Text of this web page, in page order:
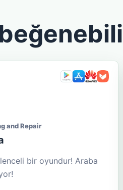
and Repair
bir oyundur! Araba